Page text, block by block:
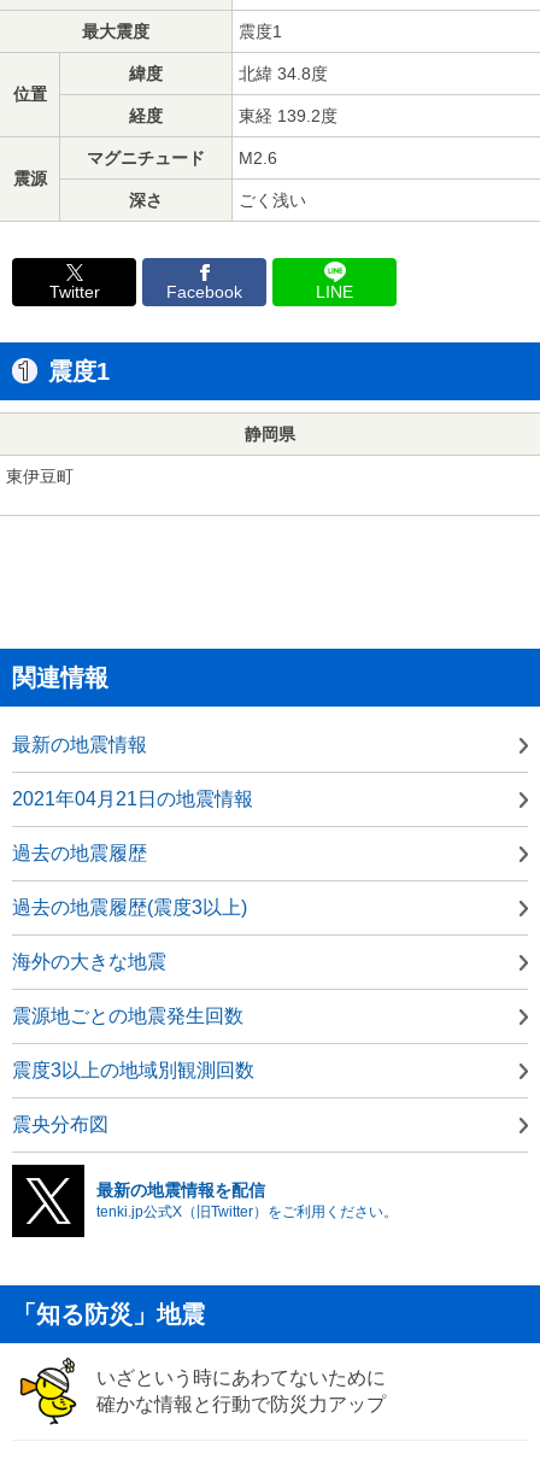
最大震度 震度1
位置
緯度 北緯 34.8度
経度 東経 139.2度
震源
マグニチュード M2.6
深さ ごく浅い
Twitter Facebook LINE
震度1
静岡県
東伊豆町
関連情報
最新の地震情報
2021年04月21日の地震情報
過去の地震履歴
過去の地震履歴(震度3以上)
海外の大きな地震
震源地ごとの地震発生回数
震度3以上の地域別観測回数
震央分布図
最新の地震情報を配信
tenki.jp公式X（旧Twitter）をご利用ください。
「知る防災」地震
いざという時にあわてないために
確かな情報と行動で防災力アップ